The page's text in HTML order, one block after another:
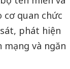
cơ quan chức
phát hiện
và ngăn